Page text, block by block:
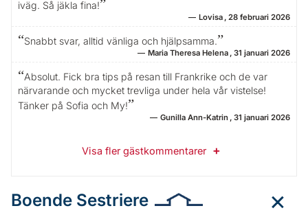
iväg. Så jäkla fina!
Lovisa 28 februari 2026
Snabbt svar, alltid vänliga och hjälpsamma.
Maria Theresa Helena 31 januari 2026
Absolut. Fick bra tips på resan till Frankrike och de var
närvarande och mycket trevliga under hela vår vistelse!
Tänker på Sofia och My!
Gunilla Ann-Katrin 31 januari 2026
Visa fler gästkommentarer
Boende Sestriere